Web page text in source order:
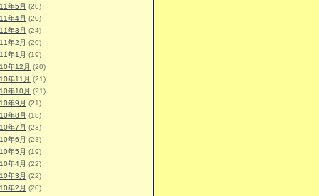
年5月 (20)
年4月 (20)
年3月 (24)
年2月 (20)
年1月 (19)
年12月 (20)
年11月 (21)
年10月 (21)
年9月 (21)
年8月 (18)
年7月 (23)
年6月 (23)
年5月 (19)
年4月 (22)
年3月 (22)
年2月 (20)